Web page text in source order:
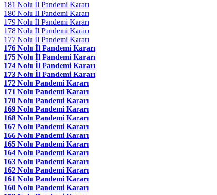
181 Nolu İl Pandemi Kararı
180 Nolu İl Pandemi Kararı
179 Nolu İl Pandemi Kararı
178 Nolu İl Pandemi Kararı
177 Nolu İl Pandemi Kararı
176 Nolu İl Pandemi Kararı
175 Nolu İl Pandemi Kararı
174 Nolu İl Pandemi Kararı
173 Nolu İl Pandemi Kararı
172 Nolu Pandemi Kararı
171 Nolu Pandemi Kararı
170 Nolu Pandemi Kararı
169 Nolu Pandemi Kararı
168 Nolu Pandemi Kararı
167 Nolu Pandemi Kararı
166 Nolu Pandemi Kararı
165 Nolu Pandemi Kararı
164 Nolu Pandemi Kararı
163 Nolu Pandemi Kararı
162 Nolu Pandemi Kararı
161 Nolu Pandemi Kararı
160 Nolu Pandemi Kararı